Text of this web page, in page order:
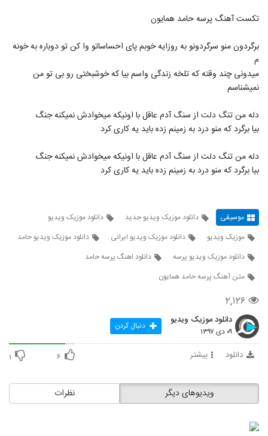
تکست آهنگ پرسه حامد همایون
برگردون منو سرگردونو به روزایه خوبم پای احساساتو وا کن تو دوباره به خونه
م
میدونی چند وقته که تلخه زندگی واسم بیا که خوشبختی رو بی تو من
نمیشناسم
دله من تنگ دلت از سنگ آدم عاقل با اونیکه میخوادش نمیکنه جنگ
بیا برگرد که منو درد به زمینم زده باید یه کاری کرد
دله من تنگ دلت از سنگ آدم عاقل با اونیکه میخوادش نمیکنه جنگ
بیا برگرد که منو درد به زمینم زده باید یه کاری کرد
موسیقی دانلود موزیک ویدیو جدید
دانلود موزیک ویدیو
موزیک ویدیو
دانلود موزیک ویدیو ایرانی
دانلود موزیک ویدیو حامد
دانلود موزیک ویدیو پرسه
دانلود اهنگ پرسه حامد
متن آهنگ پرسه حامد همایون
۲,۱۲۶
دانلود موزیک ویدیو
۰۹ دی ۱۳۹۷ دنبال کردن
دانلود بیشتر ۶ ۱
نظرات ویدیوهای دیگر